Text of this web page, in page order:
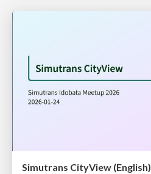
Simutrans CityView (English)